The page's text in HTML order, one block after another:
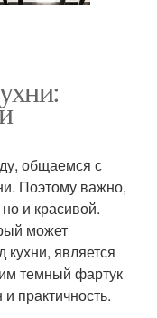
общаемся с
Поэтому важно,
и красивой.
может
кухни, является
темный фартук
практичность.